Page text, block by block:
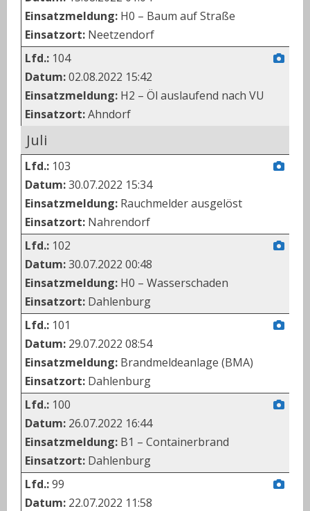
Einsatzmeldung: H0 – Baum auf Straße
Einsatzort: Neetzendorf
Lfd.: 104
Datum:02.08.2022 15:42
Einsatzmeldung: H2 – Öl auslaufend nach VU
Einsatzort:Ahndorf
Juli
Lfd.: 103
Datum:30.07.2022 15:34
Einsatzmeldung: Rauchmelder ausgelöst
Einsatzort: Nahrendorf
Lfd.: 102
Datum:30.07.2022 00:48
Einsatzmeldung: H0 – Wasserschaden
Einsatzort: Dahlenburg
Lfd.: 101
Datum: 29.07.2022 08:54
Einsatzmeldung: Brandmeldeanlage (BMA)
Einsatzort: Dahlenburg
Lfd.: 100
Datum: 26.07.2022 16:44
Einsatzmeldung: B1 – Containerbrand
Einsatzort: Dahlenburg
Lfd.:99
Datum: 22.07.2022 11:58